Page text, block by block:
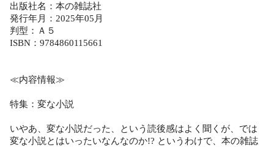
出版社名：本の雑誌社
発行年月：2025年05月
判型：Ａ５
ISBN：9784860115661
≪内容情報≫
特集：変な小説
いやあ、変な小説だった、という読後感はよく聞くが、では
変な小説とはいったいなんなのか!? というわけで、本の雑誌